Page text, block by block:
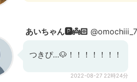
あいちゃん🅿️👼🏻
つきぴ…🐶！！！！！！！
2022-08-27 22時24分